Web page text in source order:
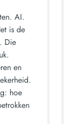
AI.
is de
Die
en
hoe